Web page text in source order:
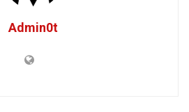
Admin0t